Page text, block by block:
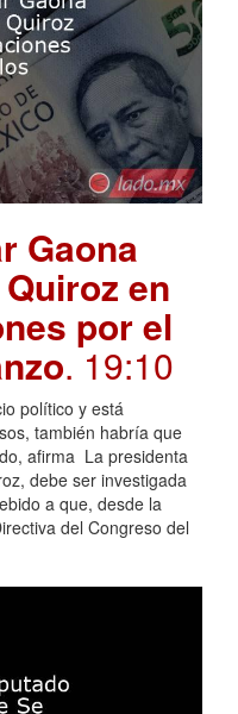
Gaona
en
por el
. 19:10
político y está
también habría que
afirma La presidenta
debe ser investigada
a que, desde la
del Congreso del